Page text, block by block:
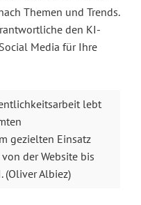
Themen und Trends.
den KI-
Media für Ihre
lebt
gezielten Einsatz
der Website bis
(Oliver Albiez)